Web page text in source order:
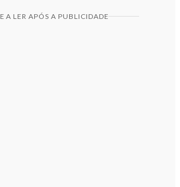
A LER APÓS A PUBLICIDADE